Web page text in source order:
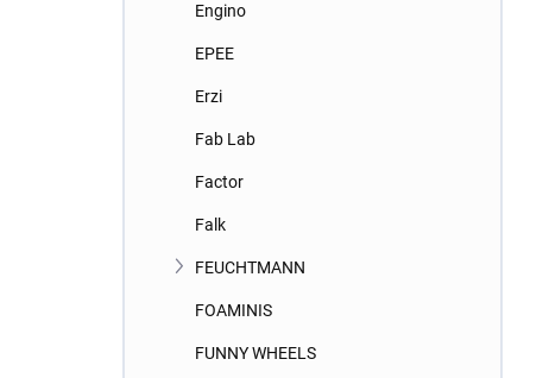
Engino
EPEE
Erzi
Fab Lab
Factor
Falk
FEUCHTMANN
FOAMINIS
FUNNY WHEELS